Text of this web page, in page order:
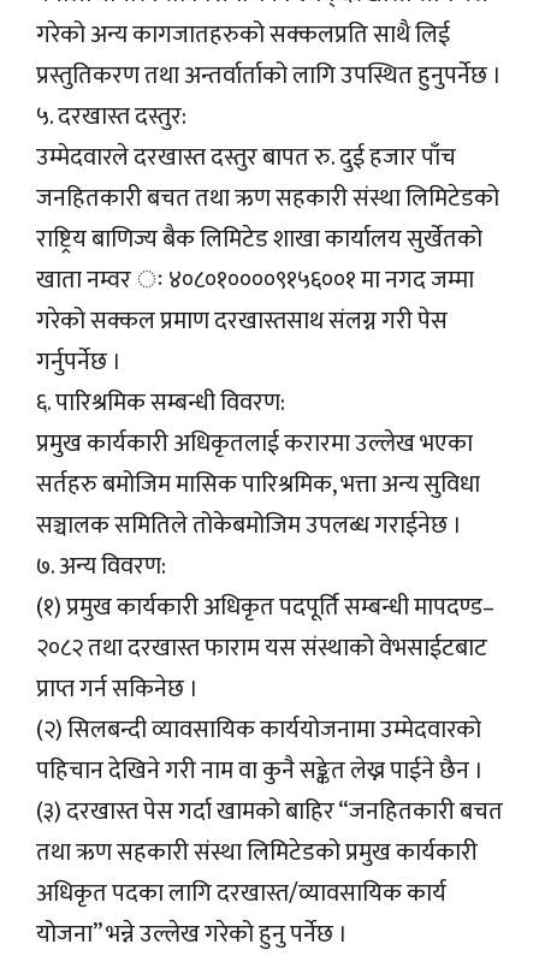
गरेको अन्य कागजातहरुको सक्कलप्रति साथै लिई
प्रस्तुतिकरण तथा अन्तर्वार्ताको लागि उपस्थित हुनुपर्नेछ ।
५. दरखास्त दस्तुर:
उम्मेदवारले दरखास्त दस्तुर बापत रु. दुई हजार पाँच
जनहितकारी बचत तथा ऋण सहकारी संस्था लिमिटेडको
राष्ट्रिय बाणिज्य बैक लिमिटेड शाखा कार्यालय सुर्खेतको
खाता नम्वर ः ४०८०१००००९१५६००१ मा नगद जम्मा
गरेको सक्कल प्रमाण दरखास्तसाथ संलग्न गरी पेस
गर्नुपर्नेछ ।
६. पारिश्रमिक सम्बन्धी विवरण:
प्रमुख कार्यकारी अधिकृतलाई करारमा उल्लेख भएका
सर्तहरु बमोजिम मासिक पारिश्रमिक, भत्ता अन्य सुविधा
सञ्चालक समितिले तोकेबमोजिम उपलब्ध गराईनेछ ।
७. अन्य विवरण:
(१) प्रमुख कार्यकारी अधिकृत पदपूर्ति सम्बन्धी मापदण्ड–
२०८२ तथा दरखास्त फाराम यस संस्थाको वेभसाईटबाट
प्राप्त गर्न सकिनेछ ।
(२) सिलबन्दी व्यावसायिक कार्ययोजनामा उम्मेदवारको
पहिचान देखिने गरी नाम वा कुनै सङ्केत लेख्न पाईने छैन ।
(३) दरखास्त पेस गर्दा खामको बाहिर “जनहितकारी बचत
तथा ऋण सहकारी संस्था लिमिटेडको प्रमुख कार्यकारी
अधिकृत पदका लागि दरखास्त/व्यावसायिक कार्य
योजना” भन्ने उल्लेख गरेको हुनु पर्नेछ ।